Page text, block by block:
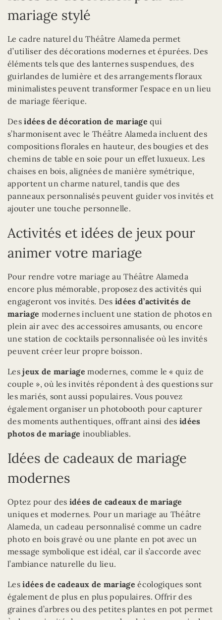
mariage stylé
Le cadre naturel du Théâtre Alameda permet
d’utiliser des décorations modernes et épurées. Des
éléments tels que des lanternes suspendues, des
guirlandes de lumière et des arrangements floraux
minimalistes peuvent transformer l’espace en un lieu
de mariage féerique.
Desidées de décoration de mariage qui
s’harmonisent avec le Théâtre Alameda incluent des
compositions florales en hauteur, des bougies et des
chemins de table en soie pour un effet luxueux. Les
chaises en bois, alignées de manière symétrique,
apportent un charme naturel, tandis que des
panneaux personnalisés peuvent guider vos invités et
ajouter une touche personnelle.
Activités et idées de jeux pour
animer votre mariage
Pour rendre votre mariage au Théâtre Alameda
encore plus mémorable, proposez des activités qui
engageront vos invités. Des idées d’activités de
mariage modernes incluent une station de photos en
plein air avec des accessoires amusants, ou encore
une station de cocktails personnalisée où les invités
peuvent créer leur propre boisson.
Lesjeux de mariage modernes, comme le « quiz de
couple », où les invités répondent à des questions sur
les mariés, sont aussi populaires. Vous pouvez
également organiser un photobooth pour capturer
des moments authentiques, offrant ainsi desidées
photos de mariage inoubliables.
Idées de cadeaux de mariage
modernes
Optez pour des idées de cadeaux de mariage
uniques et modernes. Pour un mariage au Théâtre
Alameda, un cadeau personnalisé comme un cadre
photo en bois gravé ou une plante en pot avec un
message symbolique est idéal, car il s’accorde avec
l’ambiance naturelle du lieu.
Lesidées de cadeaux de mariage écologiques sont
également de plus en plus populaires. Offrir des
graines d’arbres ou des petites plantes en pot permet